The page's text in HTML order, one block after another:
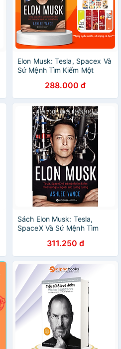
Elon Musk: Tesla, Spacex Và
Sứ Mệnh Tìm Kiếm Một
288.000 đ
Sách Elon Musk: Tesla,
SpaceX Và Sứ Mệnh Tìm
Sức Tưởng Tượng
311.250 đ